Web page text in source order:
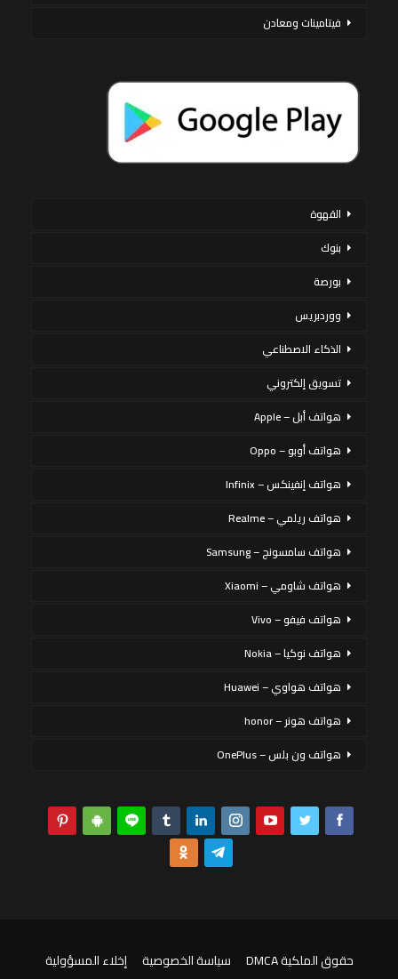
فيتامينات ومعادن
القهوة
بنوك
بورصة
ووردبريس
الذكاء الاصطناعي
تسويق إلكتروني
هواتف أبل – Apple
هواتف أوبو – Oppo
هواتف إنفينكس – Infinix
هواتف ريلمي – Realme
هواتف سامسونج – Samsung
هواتف شاومي – Xiaomi
هواتف فيفو – Vivo
هواتف نوكيا – Nokia
هواتف هواوي – Huawei
هواتف هونر – honor
هواتف ون بلس – OnePlus
حقوق الملكية DMCA سياسة الخصوصية
إخلاء المسؤولية